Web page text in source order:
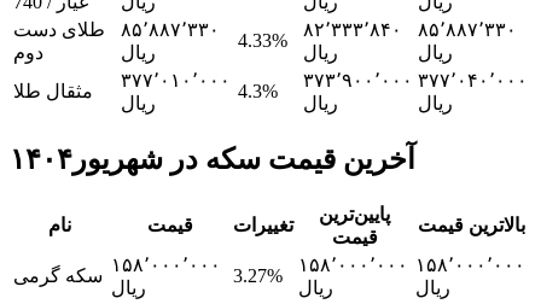
طلای دست
دوم
۸۵٬۸۸۷٬۳۳۰
ریال
4.33%
۸۲٬۳۳۳٬۸۴۰
ریال
۸۵٬۸۸۷٬۳۳۰
ریال
مثقال طلا
۳۷۷٬۰۱۰٬۰۰۰
ریال
4.3%
۳۷۳٬۹۰۰٬۰۰۰
ریال
۳۷۷٬۰۴۰٬۰۰۰
ریال
آخرین قیمت سکه در شهریور۱۴۰۴
نام قیمت تغییرات
پایین‌ترین
قیمت
بالاترین قیمت
سکه گرمی
۱۵۸٬۰۰۰٬۰۰۰
ریال
3.27%
۱۵۸٬۰۰۰٬۰۰۰
ریال
۱۵۸٬۰۰۰٬۰۰۰
ریال